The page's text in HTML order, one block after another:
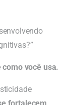
você usa.